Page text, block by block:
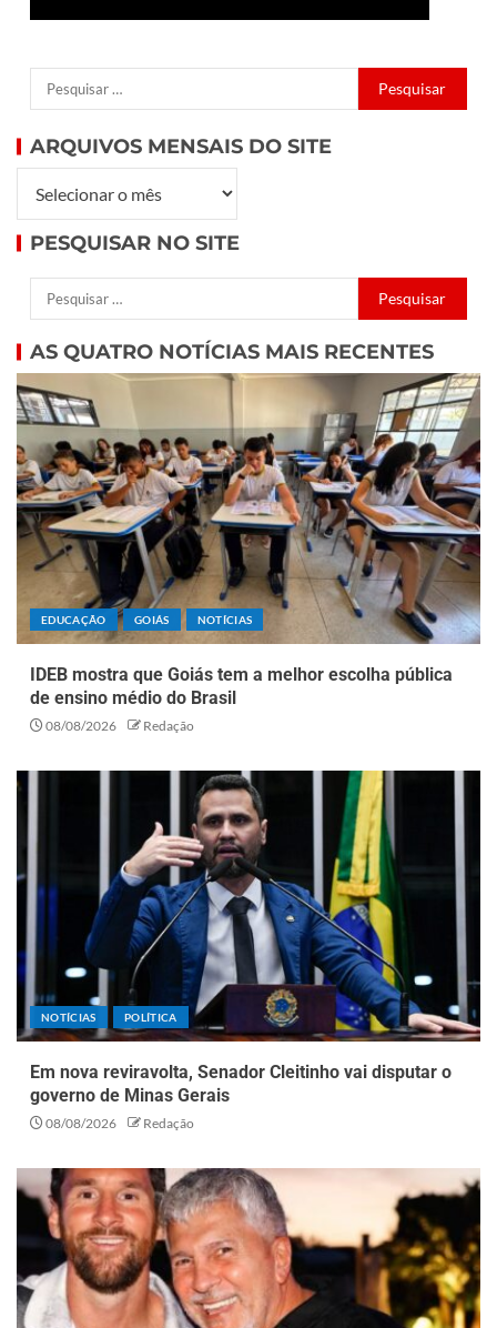
ARQUIVOS MENSAIS DO SITE
PESQUISAR NO SITE
AS QUATRO NOTÍCIAS MAIS RECENTES
EDUCAÇÃO GOIÁS NOTÍCIAS
IDEB mostra que Goiás tem a melhor escolha pública
de ensino médio do Brasil
08/08/2026 Redação
NOTÍCIAS POLÍTICA
Em nova reviravolta, Senador Cleitinho vai disputar o
governo de Minas Gerais
08/08/2026 Redação